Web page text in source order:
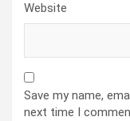
Website
Save my name,
next time I